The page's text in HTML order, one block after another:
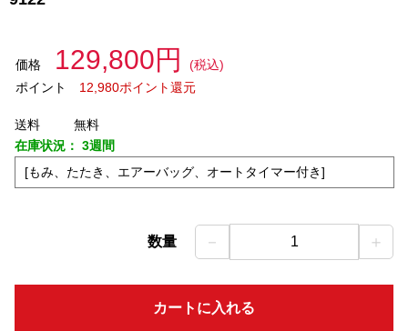
価格 129,800円
(税込)
ポイント
12,980ポイント還元
送料
無料
在庫状況： 3週間
[もみ、たたき、エアーバッグ、オートタイマー付き]
数量 － 1 ＋
カートに入れる